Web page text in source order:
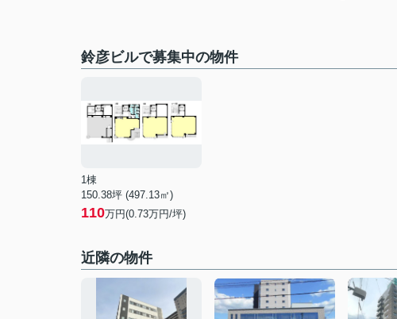
鈴彦ビルで募集中の物件
1棟
150.38坪 (497.13㎡)
110万円(0.73万円/坪)
近隣の物件